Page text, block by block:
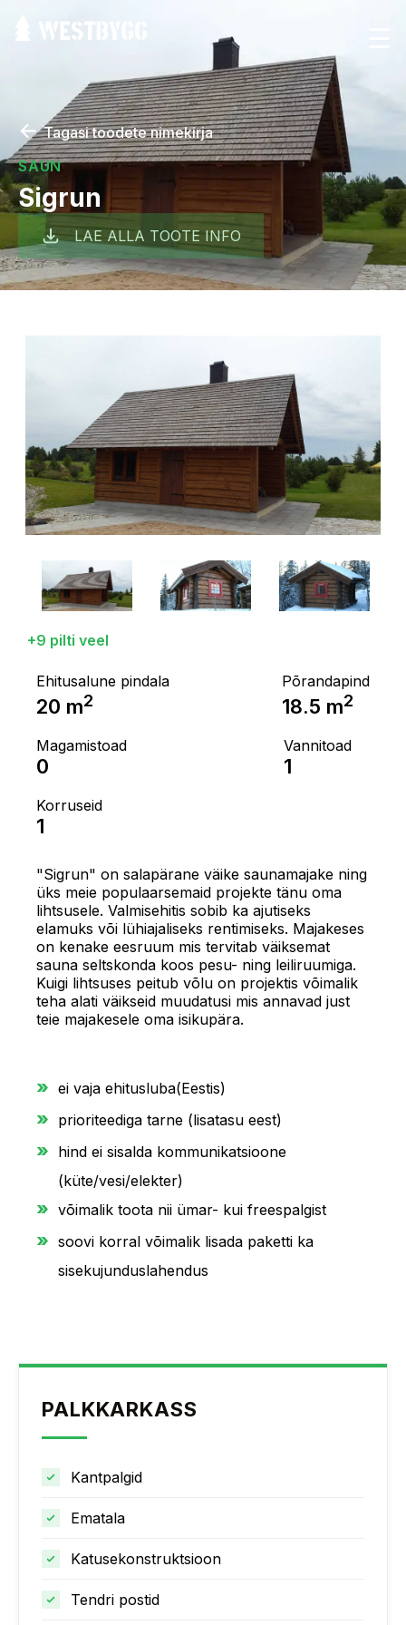
← Tagasi toodete nimekirja
SAUN
Sigrun
LAE ALLA TOOTE INFO
+9 pilti veel
Ehitusalune pindala
20 m2
Põrandapind
18.5 m2
Magamistoad
0
Vannitoad
1
Korruseid
1
"Sigrun" on salapärane väike saunamajake ning
üks meie populaarsemaid projekte tänu oma
lihtsusele. Valmisehitis sobib ka ajutiseks
elamuks või lühiajaliseks rentimiseks. Majakeses
on kenake eesruum mis tervitab väiksemat
sauna seltskonda koos pesu- ning leiliruumiga.
Kuigi lihtsuses peitub võlu on projektis võimalik
teha alati väikseid muudatusi mis annavad just
teie majakesele oma isikupära.
ei vaja ehitusluba(Eestis)
prioriteediga tarne (lisatasu eest)
hind ei sisalda kommunikatsioone
(küte/vesi/elekter)
võimalik toota nii ümar- kui freespalgist
soovi korral võimalik lisada paketti ka
sisekujunduslahendus
PALKKARKASS
Kantpalgid
Ematala
Katusekonstruktsioon
Tendri postid